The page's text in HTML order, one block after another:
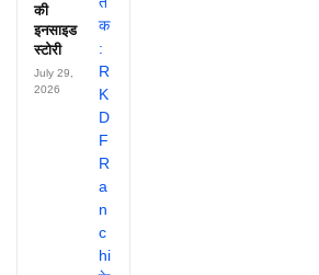
की
इनसाइड
स्टोरी
July 29,
2026